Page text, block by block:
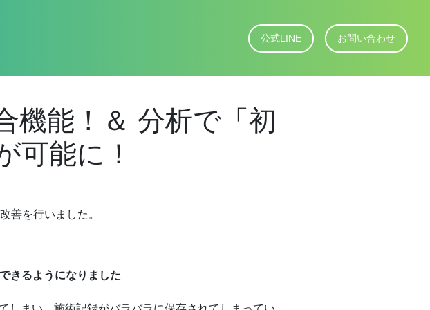
公式LINE お問い合わせ
機能！＆ 分析で「初
可能に！
善を行いました。
きるようになりました